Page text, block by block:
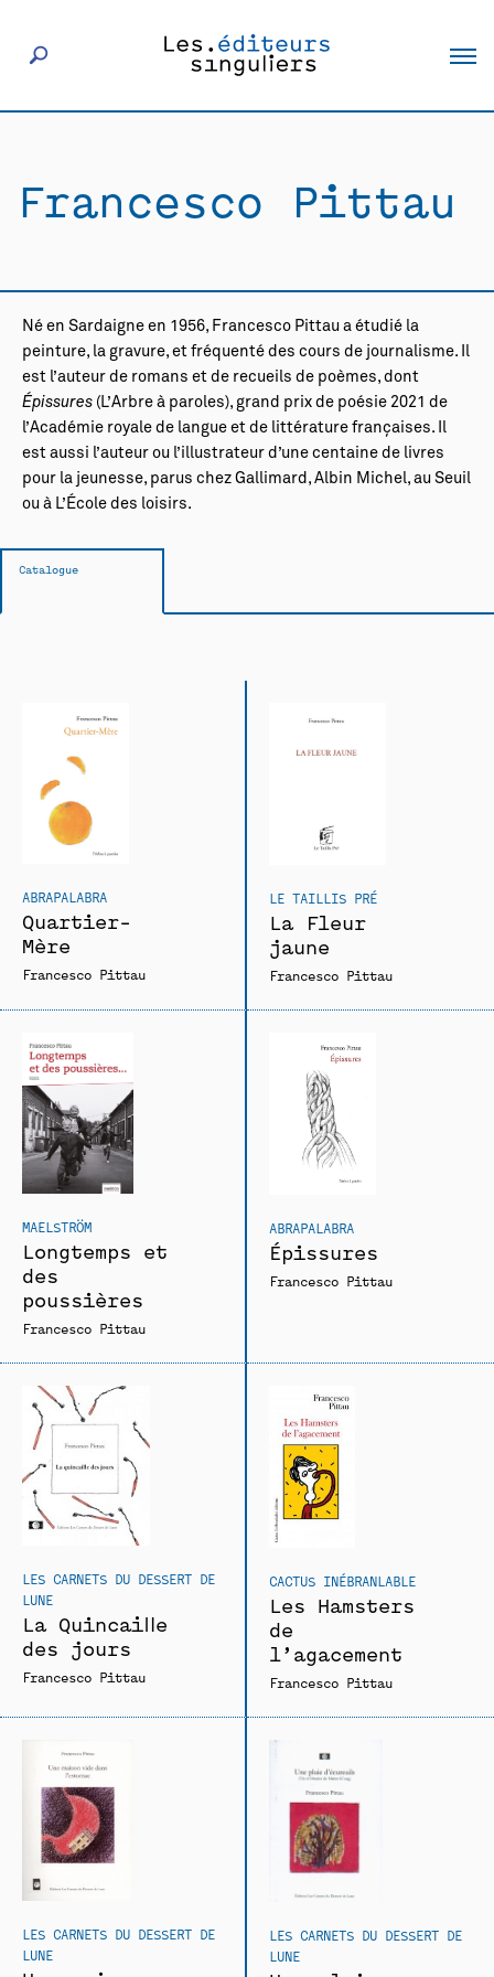
Éditeurs
Actualités
Rencontres
Francesco Pittau
Né en Sardaigne en 1956, Francesco Pittau a étudié la
peinture, la gravure, et fréquenté des cours de journalisme. Il
est l’auteur de romans et de recueils de poèmes, dont
Épissures (L’Arbre à paroles), grand prix de poésie 2021 de
l’Académie royale de langue et de littérature françaises. Il
est aussi l’auteur ou l’illustrateur d’une centaine de livres
pour la jeunesse, parus chez Gallimard, Albin Michel, au Seuil
ou à L’École des loisirs.
Catalogue
ABRAPALABRA
Quartier-
Mère
Francesco Pittau
LE TAILLIS PRÉ
La Fleur
jaune
Francesco Pittau
MAELSTRÖM
Longtemps et
des
poussières
Francesco Pittau
ABRAPALABRA
Épissures
Francesco Pittau
LES CARNETS DU DESSERT DE
LUNE
La Quincaille
des jours
Francesco Pittau
CACTUS INÉBRANLABLE
Les Hamsters
de
l’agacement
Francesco Pittau
LES CARNETS DU DESSERT DE
LUNE
LES CARNETS DU DESSERT DE
LUNE